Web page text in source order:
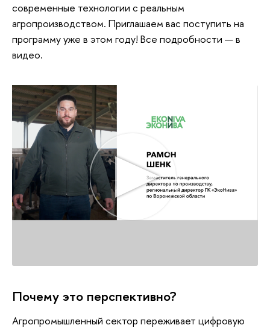
современные технологии с реальным
агропроизводством. Приглашаем вас поступить на
программу уже в этом году! Все подробности — в
видео.
Почему это перспективно?
Агропромышленный сектор переживает цифровую